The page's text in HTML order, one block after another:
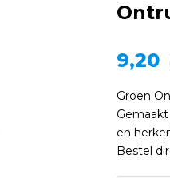
9,20
Groen
en
Bestel